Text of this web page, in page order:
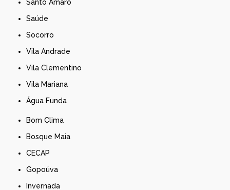
Santo Amaro
Saúde
Socorro
Vila Andrade
Vila Clementino
Vila Mariana
Água Funda
Bom Clima
Bosque Maia
CECAP
Gopoúva
Invernada